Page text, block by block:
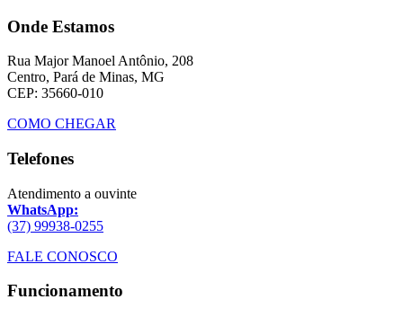
Onde Estamos
Rua Major Manoel Antônio, 208
Centro, Pará de Minas, MG
CEP: 35660-010
COMO CHEGAR
Telefones
Atendimento a ouvinte
WhatsApp:
(37) 99938-0255
FALE CONOSCO
Funcionamento